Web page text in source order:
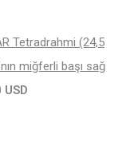
Tetradrahmi (24,5
miğferli başı sağ